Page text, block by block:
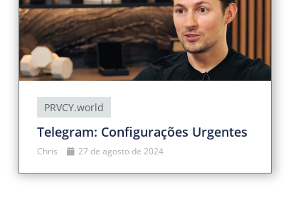
PRVCY.world
Telegram: Configurações Urgentes
Chris 27 de agosto de 2024